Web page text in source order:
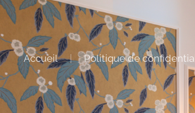
Accueil Politique de